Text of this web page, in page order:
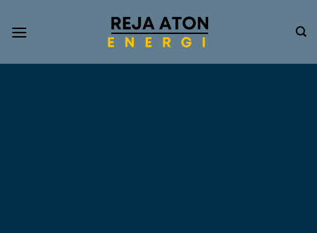
Informasi